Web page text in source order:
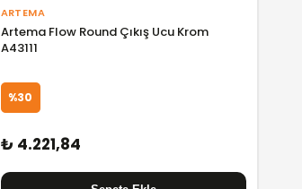
ARTEMA
Artema Flow Round Çıkış Ucu Krom
A43111
%30
₺ 4.221,84